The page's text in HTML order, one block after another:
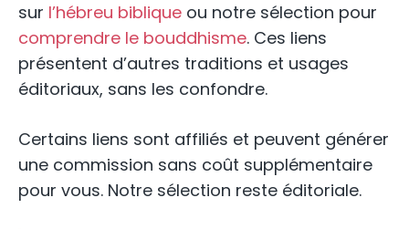
sur l’hébreu biblique ou notre sélection pour
comprendre le bouddhisme. Ces liens
présentent d’autres traditions et usages
éditoriaux, sans les confondre.
Certains liens sont affiliés et peuvent générer
une commission sans coût supplémentaire
pour vous. Notre sélection reste éditoriale.